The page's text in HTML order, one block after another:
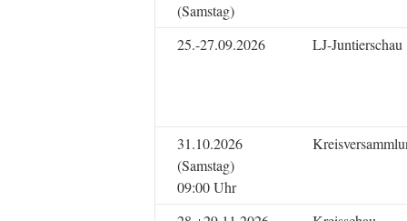
(Samstag)
25.-27.09.2026 LJ-Juntierschau
31.10.2026
(Samstag)
09:00 Uhr